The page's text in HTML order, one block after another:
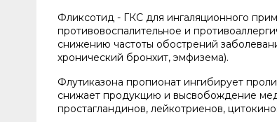
Фликсотид - ГКС для ингаляционного
противовоспалительное и
снижению частоты обострений
хронический бронхит, эмфизема).
Флутиказона пропионат ингибирует
снижает продукцию и высвобождение
простагландинов, лейкотриенов,